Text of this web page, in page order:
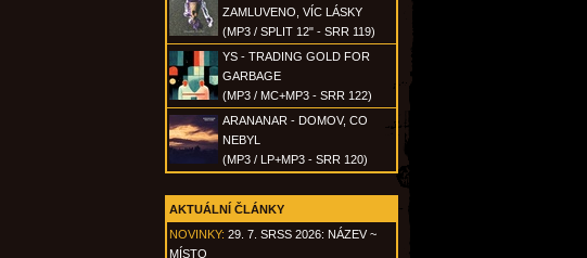
ZAMLUVENO, VÍC LÁSKY
(MP3 / SPLIT 12" - SRR 119)
YS - TRADING GOLD FOR
GARBAGE
(MP3 / MC+MP3 - SRR 122)
ARANANAR - DOMOV, CO
NEBYL
(MP3 / LP+MP3 - SRR 120)
AKTUÁLNÍ ČLÁNKY
NOVINKY: 29. 7. SRSS 2026: NÁZEV ~
MÍSTO